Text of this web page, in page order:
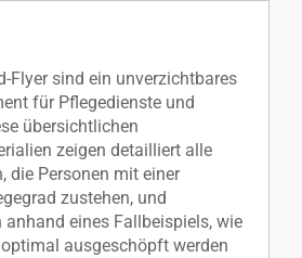
Flyer sind ein unverzichtbares
für Pflegedienste und
übersichtlichen
zeigen detailliert alle
die Personen mit einer
zustehen, und
eines Fallbeispiels, wie
ausgeschöpft werden